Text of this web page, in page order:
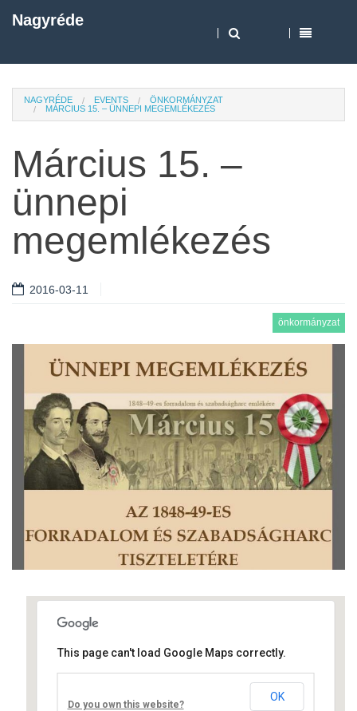
Nagyréde
NAGYRÉDE EVENTS
ÖNKORMÁNYZAT
MÁRCIUS 15. – ÜNNEPI MEGEMLÉKEZÉS
Március 15. –
ünnepi
megemlékezés
2016-03-11
önkormányzat
Művelődési ház
Fő út 8 - Nagyréde
This page can't load Google Maps correctly.
Do you own this website?
OK